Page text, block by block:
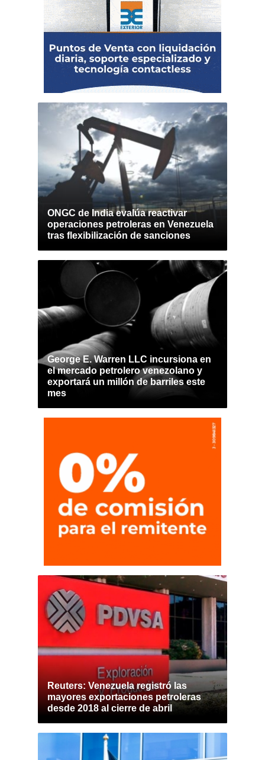
ONGC de India evalúa reactivar
operaciones petroleras en Venezuela
tras flexibilización de sanciones
George E. Warren LLC incursiona en
el mercado petrolero venezolano y
exportará un millón de barriles este
mes
Reuters: Venezuela registró las
mayores exportaciones petroleras
desde 2018 al cierre de abril